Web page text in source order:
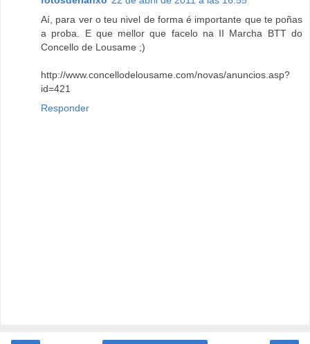
Aí, para ver o teu nivel de forma é importante que te poñas
a proba. E que mellor que facelo na II Marcha BTT do
Concello de Lousame ;)
http://www.concellodelousame.com/novas/anuncios.asp?
id=421
Responder